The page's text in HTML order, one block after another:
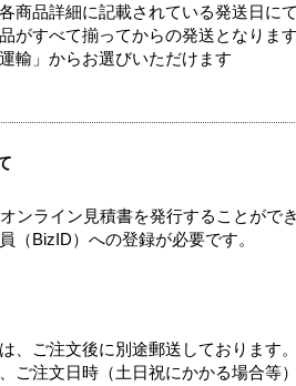
商品詳細に記載されている発送日に
がすべて揃ってからの発送となります
輸」からお選びいただけます
ンライン見積書を発行することができ
BizID）への登録が必要です。
、ご注文後に別途郵送しております。
ご注文日時（土日祝にかかる場合等